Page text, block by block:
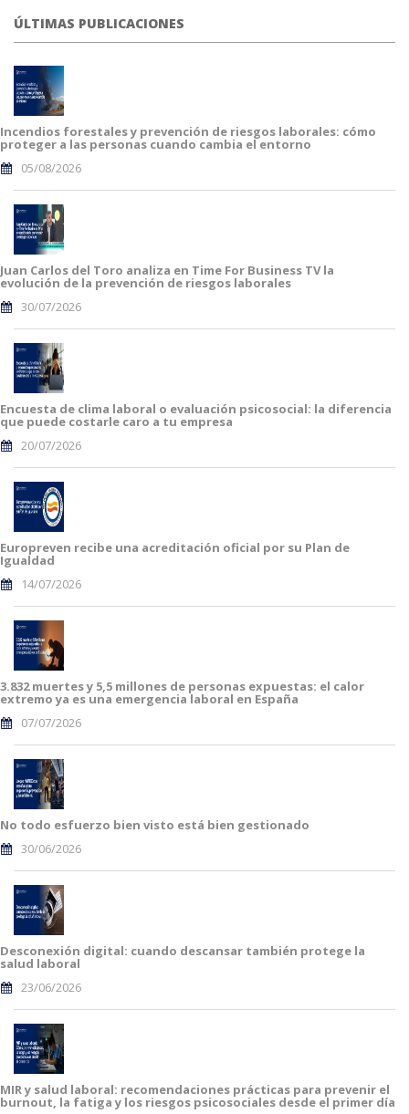
ÚLTIMAS PUBLICACIONES
Incendios forestales y prevención de riesgos laborales: cómo
proteger a las personas cuando cambia el entorno
05/08/2026
Juan Carlos del Toro analiza en Time For Business TV la
evolución de la prevención de riesgos laborales
30/07/2026
Encuesta de clima laboral o evaluación psicosocial: la diferencia
que puede costarle caro a tu empresa
20/07/2026
Europreven recibe una acreditación oficial por su Plan de
Igualdad
14/07/2026
3.832 muertes y 5,5 millones de personas expuestas: el calor
extremo ya es una emergencia laboral en España
07/07/2026
No todo esfuerzo bien visto está bien gestionado
30/06/2026
Desconexión digital: cuando descansar también protege la
salud laboral
23/06/2026
MIR y salud laboral: recomendaciones prácticas para prevenir el
burnout, la fatiga y los riesgos psicosociales desde el primer día